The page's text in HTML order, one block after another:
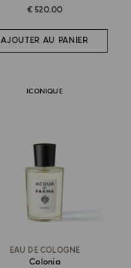
€ 520.00
AJOUTER AU PANIER
ICONIQUE
EAU DE COLOGNE
Colonia